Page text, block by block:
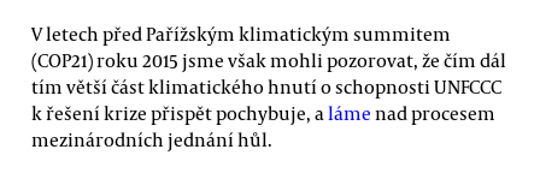
V letech před Pařížským klimatickým summitem
(COP21) roku 2015 jsme však mohli pozorovat, že čím dál
tím větší část klimatického hnutí o schopnosti UNFCCC
k řešení krize přispět pochybuje, a láme nad procesem
mezinárodních jednání hůl.